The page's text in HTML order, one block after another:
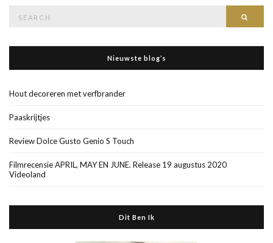
Nieuwste blog’s
Hout decoreren met verfbrander
Paaskrijtjes
Review Dolce Gusto Genio S Touch
Filmrecensie APRIL, MAY EN JUNE. Release 19 augustus 2020
Videoland
Dit Ben Ik